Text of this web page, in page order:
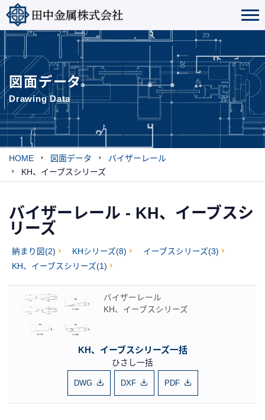
図面データ
Drawing Data
HOME 図面データ
バイザーレール
KH、イーブスシリーズ
バイザーレール - KH、イーブスシ
リーズ
納まり図(2) KHシリーズ(8)
イーブスシリーズ(3)
KH、イーブスシリーズ(1)
バイザーレール
KH、イーブスシリーズ
KH、イーブスシリーズ一括
ひさし一括
DWG DXF PDF